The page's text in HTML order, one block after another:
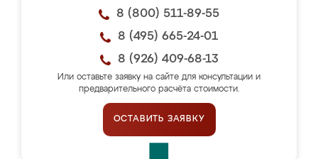
8 (800) 511-89-55
8 (495) 665-24-01
8 (926) 409-68-13
Или оставьте заявку на сайте для консультации и
предварительного расчёта стоимости.
ОСТАВИТЬ ЗАЯВКУ